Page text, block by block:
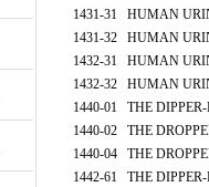
1431-31
HUMAN
1431-32
HUMAN
1432-31
HUMAN
1432-32
HUMAN
1440-01
THE
1440-02
THE
1440-04
THE
1442-61
THE